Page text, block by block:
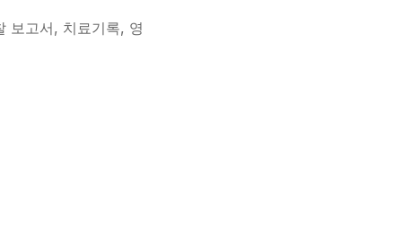
보고서, 치료기록, 영